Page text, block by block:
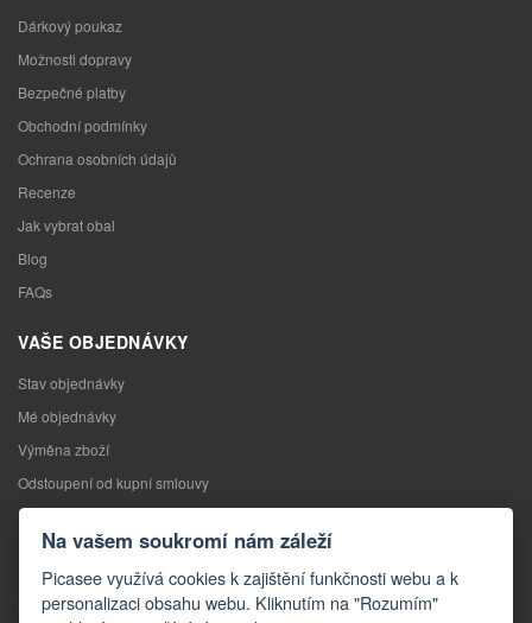
Dárkový poukaz
Možnosti dopravy
Bezpečné platby
Obchodní podmínky
Ochrana osobních údajů
Recenze
Jak vybrat obal
Blog
FAQs
VAŠE OBJEDNÁVKY
Stav objednávky
Mé objednávky
Výměna zboží
Odstoupení od kupní smlouvy
Reklamace
Kontakty
Na vašem soukromí nám záleží
Picasee využívá cookies k zajištění funkčnosti webu a k
personalizaci obsahu webu. Kliknutím na "Rozumím"